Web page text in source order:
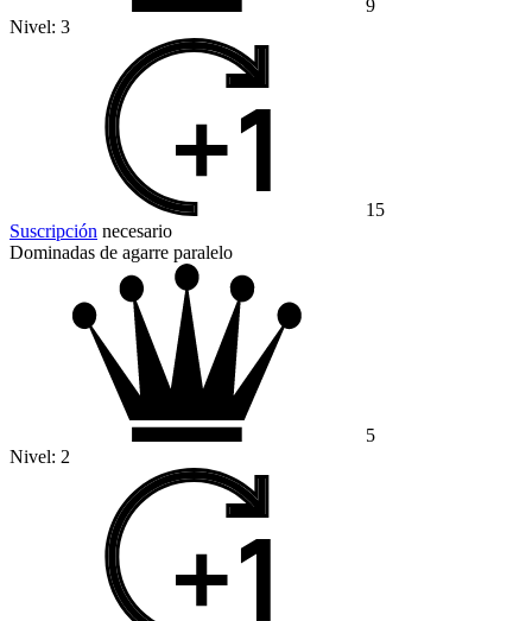
9
Nivel: 3
15
Suscripción necesario
Dominadas de agarre paralelo
5
Nivel: 2